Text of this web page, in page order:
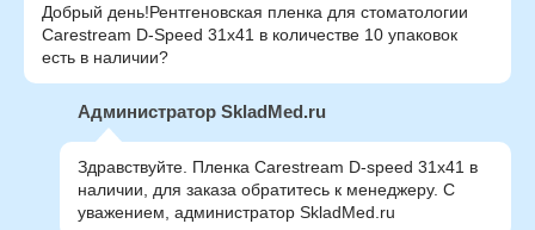
Добрый день!Рентгеновская пленка для стоматологии
Carestream D-Speed 31x41 в количестве 10 упаковок
есть в наличии?
Администратор SkladMed.ru
Здравствуйте. Пленка Carestream D-speed 31x41 в
наличии, для заказа обратитесь к менеджеру. С
уважением, администратор SkladMed.ru